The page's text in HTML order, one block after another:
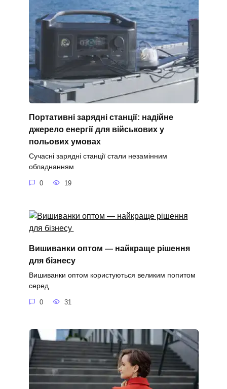
Портативні зарядні станції: надійне
джерело енергії для військових у
польових умовах
Сучасні зарядні станції стали незамінним
обладнанням
0 19
Вишиванки оптом — найкраще рішення
для бізнесу
Вишиванки оптом користуються великим попитом
серед
0 31